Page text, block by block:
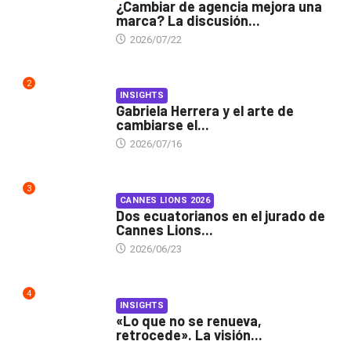
¿Cambiar de agencia mejora una
marca? La discusión...
2026/07/22
2
INSIGHTS
Gabriela Herrera y el arte de
cambiarse el...
2026/07/16
3
CANNES LIONS 2026
Dos ecuatorianos en el jurado de
Cannes Lions...
2026/06/23
4
INSIGHTS
«Lo que no se renueva,
retrocede». La visión...